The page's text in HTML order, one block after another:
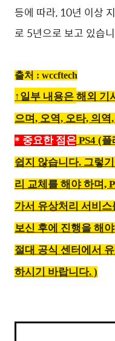
등에 따라, 10년 이상
로 5년으로 보고 있습
출처 : wccftech
↑일부 내용은 해외 기
으며, 오역, 오타, 의
* 중요한 점은 PS4 (
쉽지 않습니다. 그렇
리 교체를 해야 하며,
가서 유상처리 서비
보신 후에 진행을 해
절대 공식 센터에서
하시기 바랍니다. )